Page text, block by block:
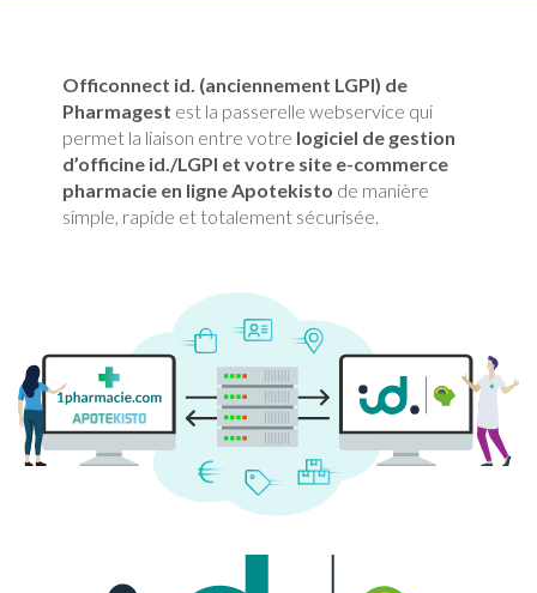
Officonnect id. (anciennement LGPI) de
Pharmagest est la passerelle webservice qui
permet la liaison entre votre logiciel de gestion
d’officine id./LGPI et votre site e-commerce
pharmacie en ligne Apotekisto de manière
simple, rapide et totalement sécurisée.